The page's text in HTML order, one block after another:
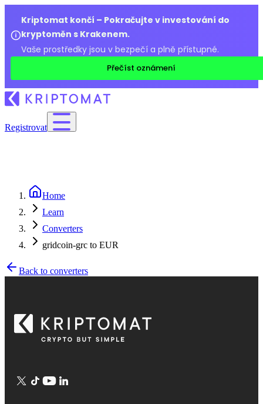
Kriptomat končí – Pokračujte v investování do
kryptoměn s Krakenem.
Vaše prostředky jsou v bezpečí a plně přístupné.
Přečíst oznámení
Registrovat
Home
Learn
Converters
gridcoin-grc to EUR
Back to converters